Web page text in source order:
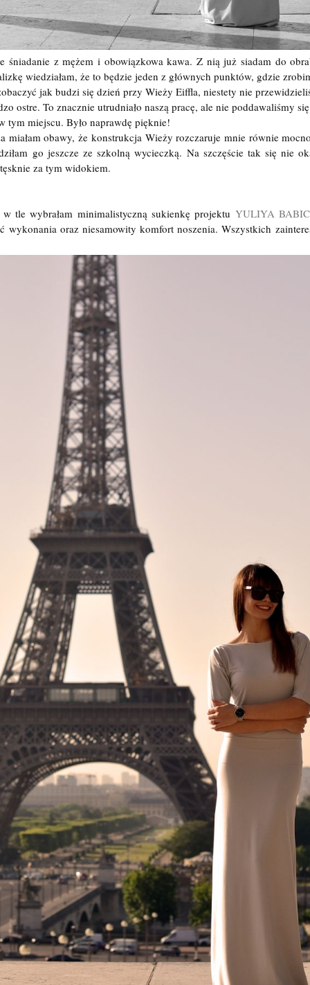
śniadanie z mężem i obowiązkowa kawa. Z nią już siadam do
wiedziałam, że to będzie jeden z głównych punktów, gdzie
jak budzi się dzień przy Wieży Eiffla, niestety nie
ostre. To znacznie utrudniało naszą pracę, ale nie poddawaliśmy
tym miejscu. Było naprawdę pięknie!
miałam obawy, że konstrukcja Wieży rozczaruje mnie równie
go jeszcze ze szkolną wycieczką. Na szczęście tak się nie
za tym widokiem.
tle wybrałam minimalistyczną sukienkę projektu YULIYA
wykonania oraz niesamowity komfort noszenia. Wszystkich